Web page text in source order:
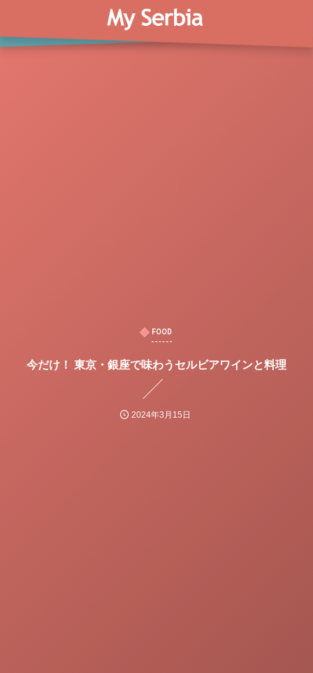
FOOD
今だけ！ 東京・銀座で味わうセルビアワインと料理
2024年3月15日